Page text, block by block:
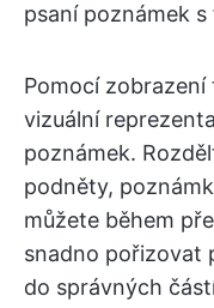
psaní poznámek
Pomocí
vizuální
poznámek.
podněty,
můžete během
snadno pořizovat
do správných